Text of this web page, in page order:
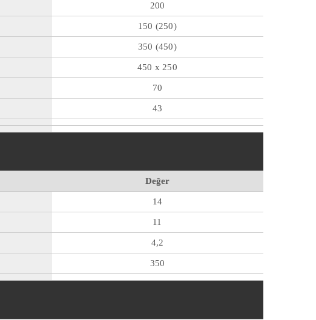
200
150 (250)
350 (450)
450 x 250
70
43
Değer
14
11
4,2
350